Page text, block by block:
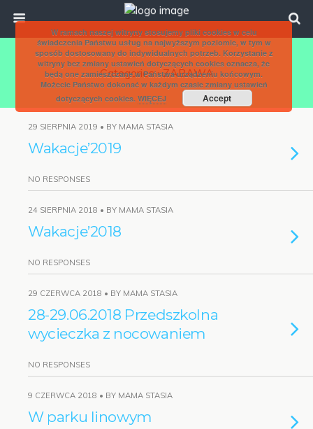
Categories ›ZABAWA
29 SIERPNIA 2019 • BY MAMA STASIA
Wakacje’2019
NO RESPONSES
24 SIERPNIA 2018 • BY MAMA STASIA
Wakacje’2018
NO RESPONSES
29 CZERWCA 2018 • BY MAMA STASIA
28-29.06.2018 Przedszkolna
wycieczka z nocowaniem
NO RESPONSES
9 CZERWCA 2018 • BY MAMA STASIA
W parku linowym
W ramach naszej witryny stosujemy pliki cookies w celu
świadczenia Państwu usług na najwyższym poziomie, w tym w
sposób dostosowany do indywidualnych potrzeb. Korzystanie z
witryny bez zmiany ustawień dotyczących cookies oznacza, że
będą one zamieszczane w Państwa urządzeniu końcowym.
Możecie Państwo dokonać w każdym czasie zmiany ustawień
dotyczących cookies. WIĘCEJ Accept